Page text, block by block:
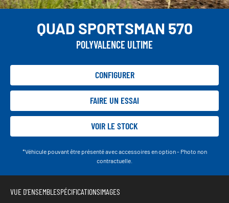
QUAD SPORTSMAN 570
POLYVALENCE ULTIME
CONFIGURER
FAIRE UN ESSAI
VOIR LE STOCK
*Véhicule pouvant être présenté avec accessoires en option - Photo non
contractuelle.
VUE D'ENSEMBLESPÉCIFICATIONSIMAGES